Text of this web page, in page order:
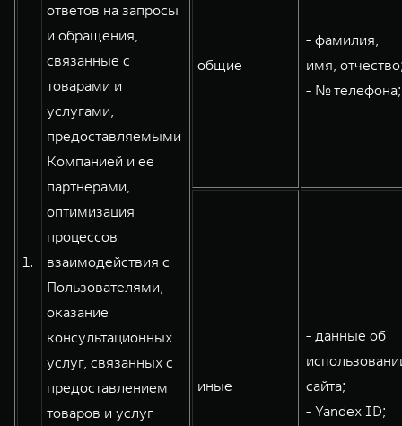
WEY 07
Расширяя границы комфорта
от 6 149 000 ₽
Эстетика нового времени
от 5 699 000 ₽
WEY 80
Масштаб возможностей
от 6 449 000 ₽
WEY 80 Лаундж
1.
ответов на запросы
и обращения,
связанные с
товарами и
услугами,
предоставляемыми
Компанией и ее
партнерами,
оптимизация
процессов
взаимодействия с
Пользователями,
оказание
консультационных
услуг, связанных с
предоставлением
товаров и услуг
общие
- фамилия,
имя,
- № телефона;
иные
- данные об
сайта;
- Yandex ID;